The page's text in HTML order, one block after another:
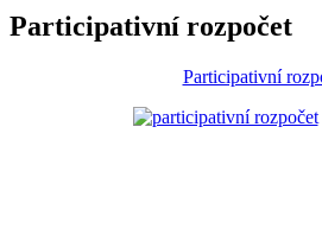
Participativní rozpočet
Participativní